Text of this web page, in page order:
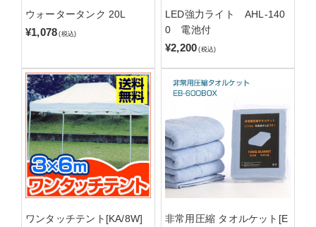
ウォータータンク 20L
¥1,078 (税込)
LED強力ライト AHL-140
0 電池付
¥2,200 (税込)
ワンタッチテント[KA/8W]
非常用圧縮 タオルケット[E